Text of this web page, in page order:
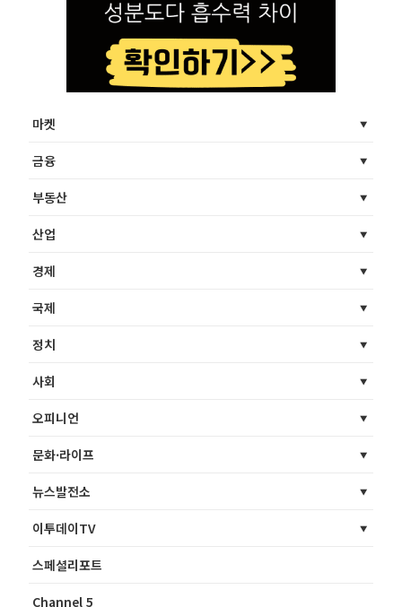
마켓
금융
부동산
산업
경제
국제
정치
사회
오피니언
문화·라이프
뉴스발전소
이투데이TV
스페셜리포트
Channel 5